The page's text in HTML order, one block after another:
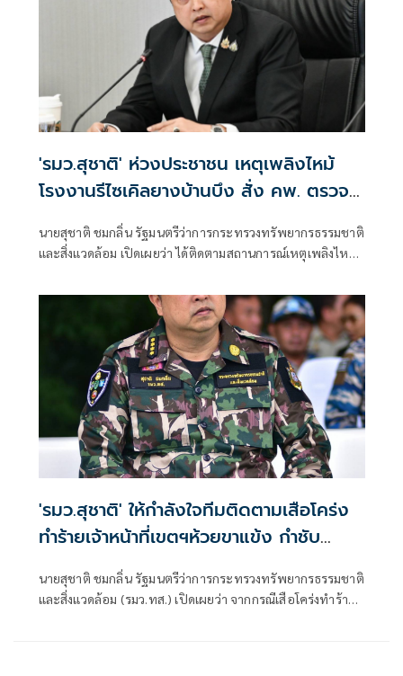
เด็กและเยาวชนในพื้นที่ โดยสนับสนุนคอมพิวเตอร์ จำนวน 22
เครื่อง สำหรับใช้ในการเรียนการสอนและส่งเสริมทักษะด้าน
เทคโนโลยีสารสนเทศ
'รมว.สุชาติ' ห่วงประชาชน เหตุเพลิงไหม้
โรงงานรีไซเคิลยางบ้านบึง สั่ง คพ. ตรวจ
คุณภาพอากาศเข้ม-แจ้งเตือนประชาชนใกล้
ชิด
นายสุชาติ ชมกลิ่น รัฐมนตรีว่าการกระทรวงทรัพยากรธรรมชาติ
และสิ่งแวดล้อม เปิดเผยว่า ได้ติดตามสถานการณ์เหตุเพลิงไหม้
จำกัด ตำบลคลองกิ่ว อำเภอบ้านบึง จังหวัดชลบุรี อย่างใกล้ชิด
ด้วยความห่วงใยผลกระทบด้านมลพิษและสุขภาพของ
ประชาชน พร้อมสั่งการให้กรมควบคุมมลพิษ (คพ.) บูรณาการ
หน่วยงานที่เกี่ยวข้อง เร่งสนับสนุนการระงับเหตุ ตรวจสอบ
คุณภาพอากาศและสิ่งแวดล้อม รวมถึงแจ้งเตือนประชาชนอย่าง
ต่อเนื่องจนกว่าสถานการณ์จะคลี่คลาย
'รมว.สุชาติ' ให้กำลังใจทีมติดตามเสือโคร่ง
ทำร้ายเจ้าหน้าที่เขตฯห้วยขาแข้ง กำชับ
ระมัดระวังความปลอดภัยขั้นสูงสุด หลัง
กรมอุทยานฯ แถลงความคืบหน้ากรณีเจ้า
นายสุชาติ ชมกลิ่น รัฐมนตรีว่าการกระทรวงทรัพยากรธรรมชาติ
และสิ่งแวดล้อม (รมว.ทส.) เปิดเผยว่า จากกรณีเสือโคร่งทำร้าย